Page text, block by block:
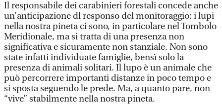
Il responsabile dei carabinieri forestali concede anche
un’anticipazione dl responso del monitoraggio: i lupi
nella nostra pineta ci sono, in particolare nel Tombolo
Meridionale, ma si tratta di una presenza non
significativa e sicuramente non stanziale. Non sono
state infatti individuate famiglie, bensì solo la
presenza di animali solitari. Il lupo è un animale che
può percorrere importanti distanze in poco tempo e
si sposta seguendo le prede. Ma, a quanto pare, non
“vive” stabilmente nella nostra pineta.